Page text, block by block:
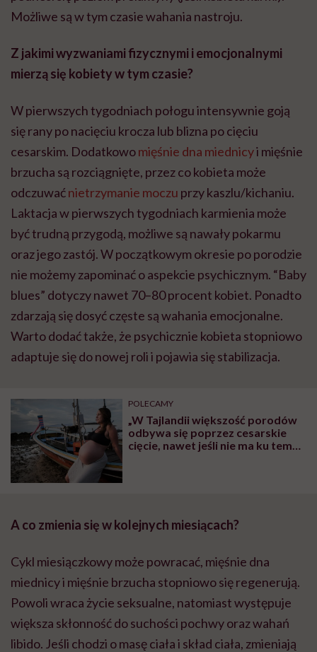
Możliwe są w tym czasie wahania nastroju.
Z jakimi wyzwaniami fizycznymi i emocjonalnymi
mierzą się kobiety w tym czasie?
W pierwszych tygodniach połogu intensywnie goją
się rany po nacięciu krocza lub blizna po cięciu
cesarskim. Dodatkowomięśnie dna miednicyi mięśnie
brzucha są rozciągnięte, przez co kobieta może
odczuwaćnietrzymanie moczu przy kaszlu/kichaniu.
Laktacja w pierwszych tygodniach karmienia może
być trudną przygodą, możliwe są nawały pokarmu
oraz jego zastój. W początkowym okresie po porodzie
nie możemy zapominać o aspekcie psychicznym. “Baby
blues” dotyczy nawet 70–80 procent kobiet. Ponadto
zdarzają się dosyć częste są wahania emocjonalne.
Warto dodać także, że psychicznie kobieta stopniowo
adaptuje się do nowej roli i pojawia się stabilizacja.
POLECAMY
„W Tajlandii większość porodów
odbywa się poprzez cesarskie
cięcie, nawet jeśli nie ma ku temu
A co zmienia się w kolejnych miesiącach?
Cykl miesiączkowy może powracać, mięśnie dna
miednicy i mięśnie brzucha stopniowo się regenerują.
Powoli wraca życie seksualne, natomiast występuje
większa skłonność do suchości pochwy oraz wahań
libido. Jeśli chodzi o masę ciała i skład ciała, zmieniają